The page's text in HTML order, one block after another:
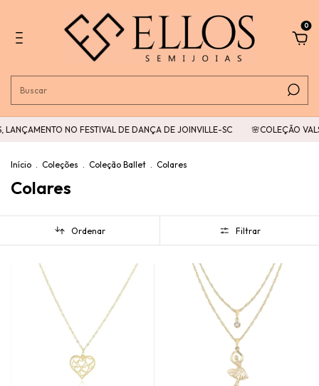
0
NO FESTIVAL DE DANÇA DE JOINVILLE-SC 🌸COLEÇÃO VALSA
Início . Coleções . Coleção Ballet . Colares
Colares
Ordenar Filtrar